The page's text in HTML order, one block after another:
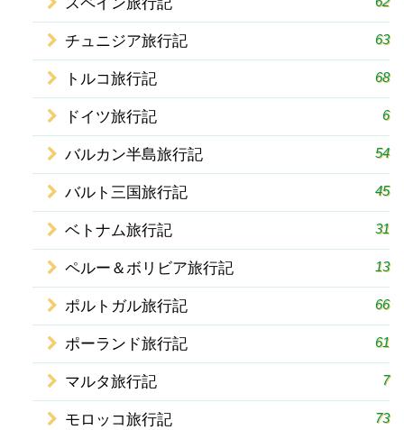
チュニジア旅行記 63
トルコ旅行記 68
ドイツ旅行記 6
バルカン半島旅行記 54
バルト三国旅行記 45
ベトナム旅行記 31
ペルー＆ボリビア旅行記 13
ポルトガル旅行記 66
ポーランド旅行記 61
マルタ旅行記 7
モロッコ旅行記 73